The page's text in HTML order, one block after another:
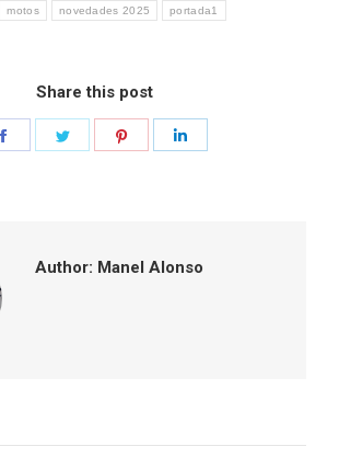
motos novedades 2025 portada1
Share this post
Author: Manel Alonso